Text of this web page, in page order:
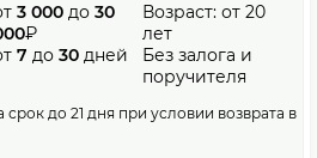
3 000 до 30
₽
7 до 30 дней
Возраст: от 20
лет
Без залога и
поручителя
до 21 дня при условии возврата в